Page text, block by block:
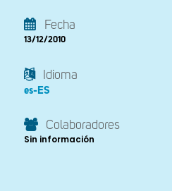
Fecha
13/12/2010
Idioma
es-ES
Colaboradores
Sin información